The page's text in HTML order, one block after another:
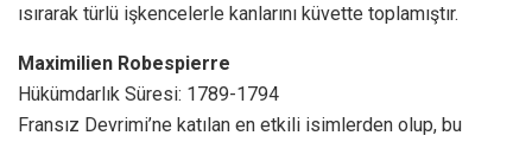
ısırarak türlü işkencelerle kanlarını küvette toplamıştır.
Maximilien Robespierre
Hükümdarlık Süresi: 1789-1794
Fransız Devrimi’ne katılan en etkili isimlerden olup, bu